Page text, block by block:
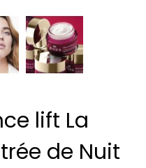
lift La
de Nuit